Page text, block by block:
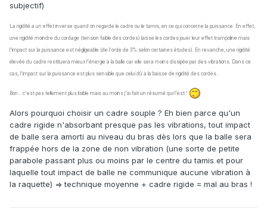
subjectif)
La rigidité a un effet inverse quand on regarde le cadre ou le tamis, en ce qui concerne la puissance. En effet,
une rigidité moindre du cordage (tension faible des cordes) laisse les cordes jouer leur effet trampoline mais
l'impact sur la puissance est négligeable (de l'orde de 3% selon certaines études). En revanche, une rigidité
élevée du cadre restituera mieux l'énergie à la balle car elle sera moins dissipée par des vibrations. Dans ce
cas, l'impact sur la puissance est plus sensible que celui dû à la baisse de rigidité des cordes.
Bon... c'est pas tellement plus lisible mais au moins j'ai fait un résumé qui l'est !
Alors pourquoi choisir un cadre souple ? Eh bien parce qu'un
cadre rigide n'absorbant presque pas les vibrations, tout impact
de balle sera amorti au niveau du bras dès lors que la balle sera
frappée hors de la zone de non vibration (une sorte de petite
parabole passant plus ou moins par le centre du tamis et pour
laquelle tout impact de balle ne communique aucune vibration à
la raquette) => technique moyenne + cadre rigide = mal au bras !